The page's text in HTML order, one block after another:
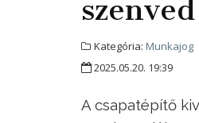
Kategória: Munkajog
2025.05.20. 19:39
A csapatépítő